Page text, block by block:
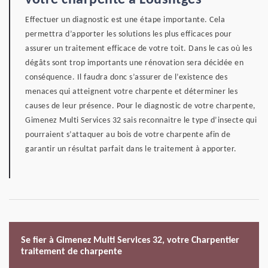
Effectuer un diagnostic est une étape importante. Cela
permettra d’apporter les solutions les plus efficaces pour
assurer un traitement efficace de votre toit. Dans le cas où les
dégâts sont trop importants une rénovation sera décidée en
conséquence. Il faudra donc s’assurer de l’existence des
menaces qui atteignent votre charpente et déterminer les
causes de leur présence. Pour le diagnostic de votre charpente,
Gimenez Multi Services 32 sais reconnaitre le type d’insecte qui
pourraient s’attaquer au bois de votre charpente afin de
garantir un résultat parfait dans le traitement à apporter.
Se fier à Gimenez Multi Services 32, votre Charpentier
traitement de charpente